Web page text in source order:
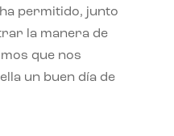
permitido, junto
la manera de
que nos
un buen día de